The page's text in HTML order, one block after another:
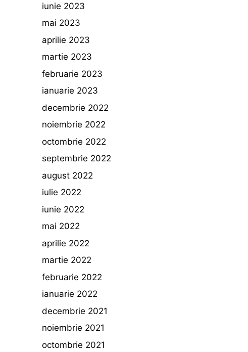
iunie 2023
mai 2023
aprilie 2023
martie 2023
februarie 2023
ianuarie 2023
decembrie 2022
noiembrie 2022
octombrie 2022
septembrie 2022
august 2022
iulie 2022
iunie 2022
mai 2022
aprilie 2022
martie 2022
februarie 2022
ianuarie 2022
decembrie 2021
noiembrie 2021
octombrie 2021